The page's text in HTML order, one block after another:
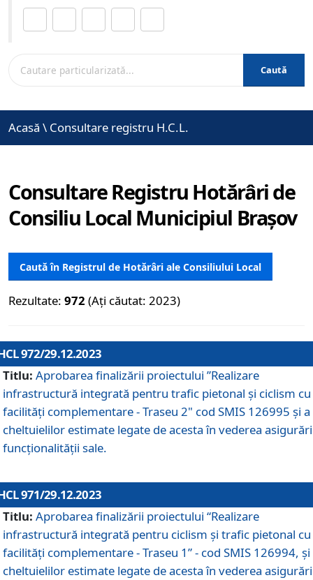
Caută
Acasă \ Consultare registru H.C.L.
Consultare Registru Hotărâri de
Consiliu Local Municipiul Brașov
Caută în Registrul de Hotărâri ale Consiliului Local
Rezultate: 972 (Ați căutat: 2023)
972/29.12.2023
Titlu: Aprobarea finalizării proiectului ”Realizare
infrastructură integrată pentru trafic pietonal și ciclism cu
facilități complementare - Traseu 2" cod SMIS 126995 și a
cheltuielilor estimate legate de acesta în vederea
funcționalității sale.
971/29.12.2023
Titlu: Aprobarea finalizării proiectului “Realizare
infrastructură integrată pentru ciclism şi trafic pietonal cu
facilităţi complementare - Traseu 1” - cod SMIS 126994, și
cheltuielilor estimate legate de acesta în vederea